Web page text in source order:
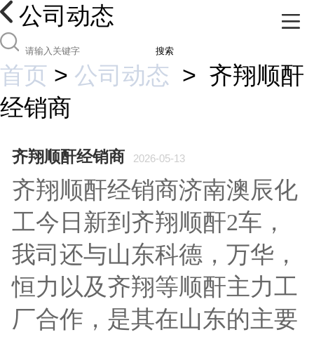
公司动态
搜索
首页 > 公司动态 > 齐翔顺酐
经销商
齐翔顺酐经销商 2026-05-13
齐翔顺酐经销商济南澳辰化
工今日新到齐翔顺酐2车，
我司还与山东科德，万华，
恒力以及齐翔等顺酐主力工
厂合作，是其在山东的主要